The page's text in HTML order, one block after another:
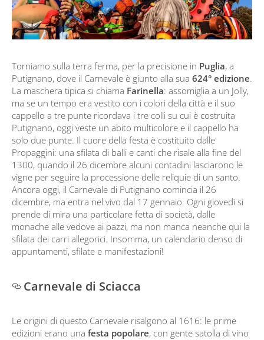
Torniamo sulla terra ferma, per la precisione in Puglia, a
Putignano, dove il Carnevale è giunto alla sua 624° edizione.
La maschera tipica si chiama Farinella: assomiglia a un Jolly,
ma se un tempo era vestito con i colori della città e il suo
cappello a tre punte ricordava i tre colli su cui è costruita
Putignano, oggi veste un abito multicolore e il cappello ha
solo due punte. Il cuore della festa è costituito dalle
Propaggini: una sfilata di balli e canti che risale alla fine del
1300, quando il 26 dicembre alcuni contadini lasciarono le
vigne per seguire la processione delle reliquie di un santo.
Ancora oggi, il Carnevale di Putignano comincia il 26
dicembre, ma entra nel vivo dal 17 gennaio. Ogni giovedì si
prende di mira una particolare fetta di società, dalle
monache alle vedove ai pazzi, ma non manca neanche qui la
sfilata dei carri allegorici. Insomma, un calendario denso di
appuntamenti, sfilate e manifestazioni!
Carnevale di Sciacca
Le origini di questo Carnevale risalgono al 1616: le prime
edizioni erano una festa popolare, con gente satolla di vino